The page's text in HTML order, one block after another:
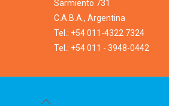
Sarmiento 731
C.A.B.A., Argentina
Tel.: +54 011-4322 7324
Tel.: +54 011 - 3948-0442